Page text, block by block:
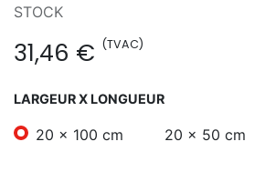
STOCK
31,46 € (TVAC)
LARGEUR X LONGUEUR
20 x 100 cm 20 x 50 cm